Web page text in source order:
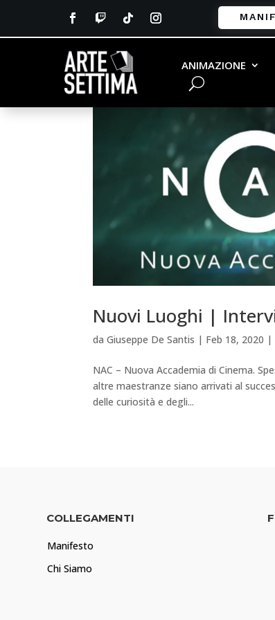
ANIMAZIONE
Nuovi Luoghi |
daGiuseppe De Santis | Feb 18, 2020 |
NAC – Nuova Accademia di Cinema.
altre maestranze siano arrivati al
delle curiosità e degli...
COLLEGAMENTI
Manifesto
Chi Siamo